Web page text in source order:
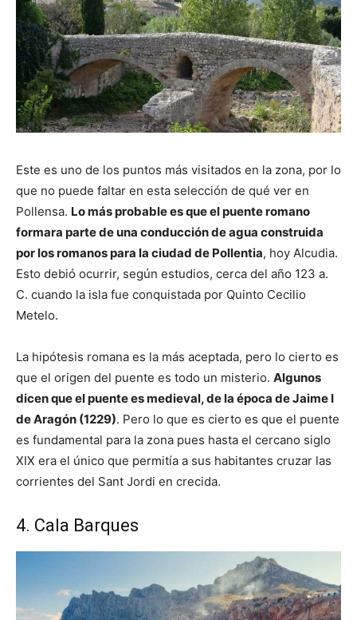
Este es uno de los puntos más visitados en la zona, por lo
que no puede faltar en esta selección de qué ver en
Pollensa. Lo más probable es que el puente romano
formara parte de una conducción de agua construida
por los romanos para la ciudad de Pollentia, hoy Alcudia.
Esto debió ocurrir, según estudios, cerca del año 123 a.
C. cuando la isla fue conquistada por Quinto Cecilio
Metelo.
La hipótesis romana es la más aceptada, pero lo cierto es
que el origen del puente es todo un misterio. Algunos
dicen que el puente es medieval, de la época de Jaime I
de Aragón (1229). Pero lo que es cierto es que el puente
es fundamental para la zona pues hasta el cercano siglo
XIX era el único que permitía a sus habitantes cruzar las
corrientes del Sant Jordi en crecida.
4. Cala Barques